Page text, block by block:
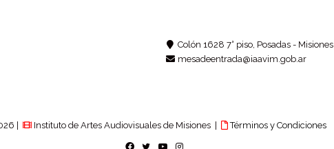
Colón 1628 7° piso, Posadas - Misiones
mesadeentrada@iaavim.gob.ar
| Instituto de Artes Audiovisuales de Misiones | Términos y Condiciones
Facebook
TwitterYouTubeInstagram